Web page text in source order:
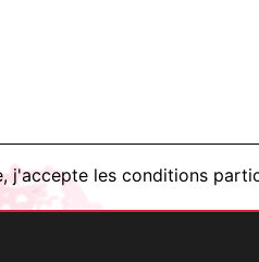
j'accepte les conditions